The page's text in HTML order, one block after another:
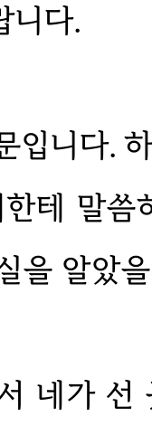
니다.
입니다.
테 말
을 알았
네가 선